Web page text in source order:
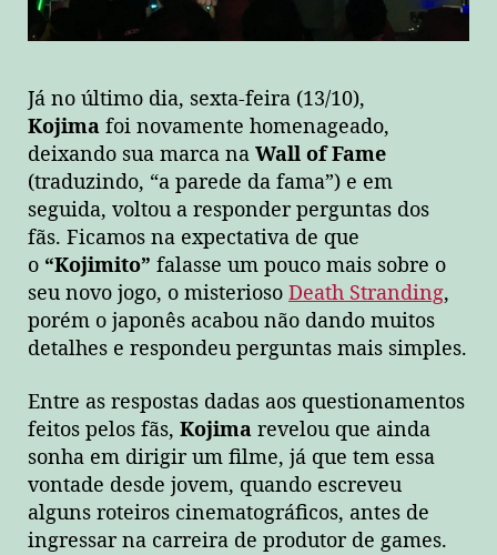
Já no último dia, sexta-feira (13/10),
Kojima foi novamente homenageado,
deixando sua marca na Wall of Fame
(traduzindo, “a parede da fama”) e em
seguida, voltou a responder perguntas dos
fãs. Ficamos na expectativa de que
o “Kojimito” falasse um pouco mais sobre o
seu novo jogo, o misterioso Death Stranding,
porém o japonês acabou não dando muitos
detalhes e respondeu perguntas mais simples.
Entre as respostas dadas aos questionamentos
feitos pelos fãs, Kojima revelou que ainda
sonha em dirigir um filme, já que tem essa
vontade desde jovem, quando escreveu
alguns roteiros cinematográficos, antes de
ingressar na carreira de produtor de games.